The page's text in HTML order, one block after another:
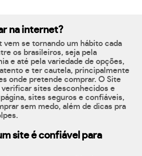
na internet?
vem se tornando um hábito cada
os brasileiros, seja pela
e até pela variedade de opções,
e ter cautela, principalmente
onde pretende comprar. O Site
verificar sites desconhecidos e
sites seguros e confiáveis,
sem medo, além de dicas pra
site é confiável para